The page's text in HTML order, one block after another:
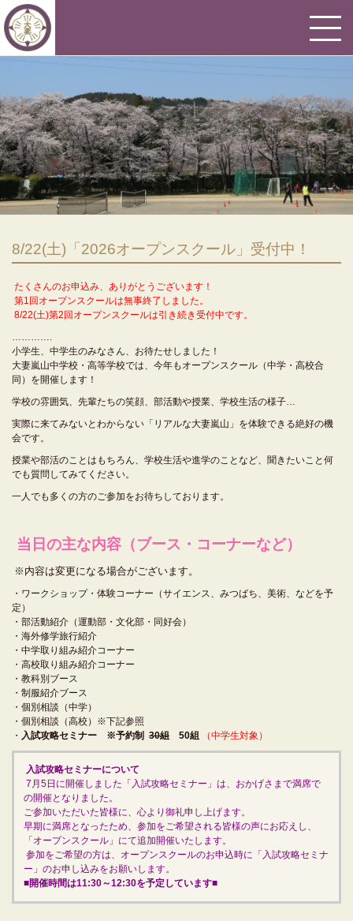
8/22(土)「2026オープンスクール」受付中！
たくさんのお申込み、ありがとうございます！
第1回オープンスクールは無事終了しました。
8/22(土)第2回オープンスクールは引き続き受付中です。
………….
小学生、中学生のみなさん、お待たせしました！
大妻嵐山中学校・高等学校では、今年もオープンスクール（中学・高校合
同）を開催します！
学校の雰囲気、先輩たちの笑顔、部活動や授業、学校生活の様子…
実際に来てみないとわからない「リアルな大妻嵐山」を体験できる絶好の機
会です。
授業や部活のことはもちろん、学校生活や進学のことなど、聞きたいこと何
でも質問してみてください。
一人でも多くの方のご参加をお待ちしております。
当日の主な内容（ブース・コーナーなど）
※内容は変更になる場合がございます。
・ワークショップ・体験コーナー（サイエンス、みつばち、美術、などを予
定）
・部活動紹介（運動部・文化部・同好会）
・海外修学旅行紹介
・中学取り組み紹介コーナー
・高校取り組み紹介コーナー
・教科別ブース
・制服紹介ブース
・個別相談（中学）
・個別相談（高校）※下記参照
・ 入試攻略セミナー ※予約制 30組 50組 （中学生対象）
入試攻略セミナーについて
7月5日に開催しました「入試攻略セミナー」は、おかげさまで満席で
の開催となりました。
ご参加いただいた皆様に、心より御礼申し上げます。
早期に満席となったため、参加をご希望される皆様の声にお応えし、
「オープンスクール」にて追加開催いたします。
参加をご希望の方は、オープンスクールのお申込時に「入試攻略セミナ
ー」のお申し込みをお願いします。
■開催時間は11:30～12:30を予定しています■